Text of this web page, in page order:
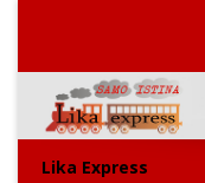
Lika Express